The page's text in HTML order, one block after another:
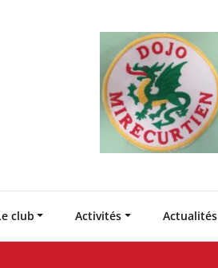
club Activités Actualités